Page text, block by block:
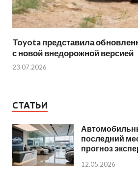
Toyota представила
с новой внедорожной версией
23.07.2026
СТАТЬИ
последний
прогноз
12.05.2026